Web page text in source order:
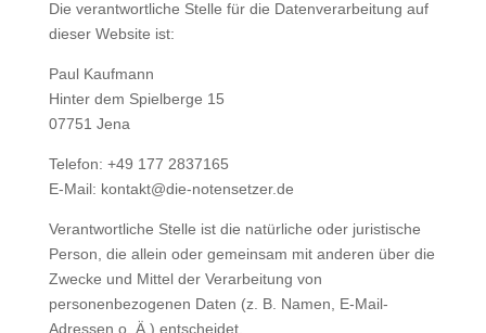
Die verantwortliche Stelle für die Datenverarbeitung auf
dieser Website ist:
Paul Kaufmann
Hinter dem Spielberge 15
07751 Jena
Telefon: +49 177 2837165
E-Mail: kontakt@die-notensetzer.de
Verantwortliche Stelle ist die natürliche oder juristische
Person, die allein oder gemeinsam mit anderen über die
Zwecke und Mittel der Verarbeitung von
personenbezogenen Daten (z. B. Namen, E-Mail-
Adressen o. Ä.) entscheidet.